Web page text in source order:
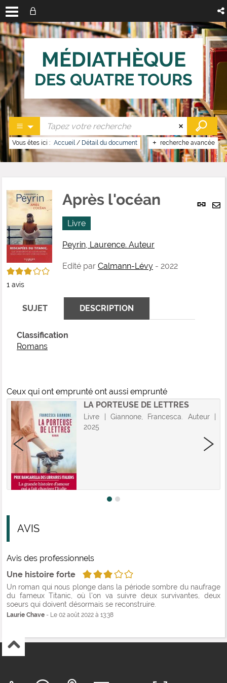
MÉDIATHÈQUE
DES QUATRE TOURS
recherche avancée
Vous êtes ici : Accueil / Détail du document
Lien
3/5
1 avis
Après l'océan
Livre
Peyrin, Laurence. Auteur
Edité par Calmann-Lévy - 2022
SUJET DESCRIPTION
Classification
Romans
Ceux qui ont emprunté ont aussi emprunté
LA PORTEUSE DE LETTRES
Livre | Giannone, Francesca. Auteur |
2025
AVIS
Avis des professionnels
Une histoire forte
3/5
Un roman qui nous plonge dans la période sombre du naufrage
du fameux Titanic, où l'on va suivre deux survivantes, deux
soeurs qui doivent désormais se reconstruire.
Laurie Chave - Le 02 août 2022 à 13:38